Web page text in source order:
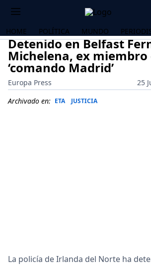
HOME POLÍTICA MUNDO
Detenido en Belfast
Michelena, ex miembro
‘comando Madrid’
Europa Press
25
Archivado en: ETA JUSTICIA
La policía de Irlanda del Norte ha